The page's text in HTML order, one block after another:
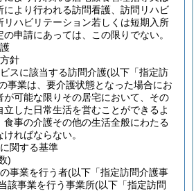
により行われる訪問看護、訪問リハビ
リハビリテーション若しくは短期入所
申請にあっては、この限りでない。
針
スに該当する訪問介護(以下「指定訪
事業は、要介護状態となった場合にお
が可能な限りその居宅において、その
した日常生活を営むことができるよ
食事の介護その他の生活全般にわたる
ればならない。
関する基準
)
事業を行う者(以下「指定訪問介護事
該事業を行う事業所(以下「指定訪問